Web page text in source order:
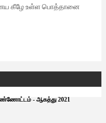
கீழே உள்ள பொத்தானை
- ஆகத்து 2021